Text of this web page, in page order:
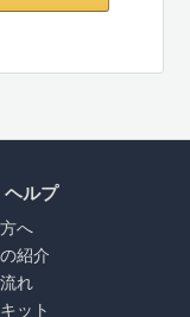
ヘルプ
へ
紹介
れ
ット